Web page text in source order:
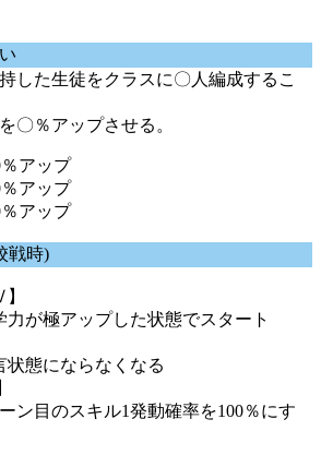
した生徒をクラスに〇人編成するこ
〇％アップさせる。
アップ
アップ
アップ
戦時)
力が極アップした状態でスタート
状態にならなくなる
ン目のスキル1発動確率を100％にす